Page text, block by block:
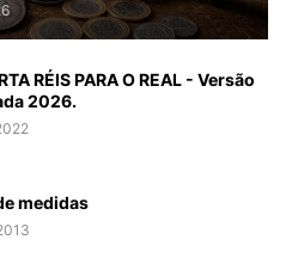
RÉIS PARA O REAL - Versão
2026.
medidas